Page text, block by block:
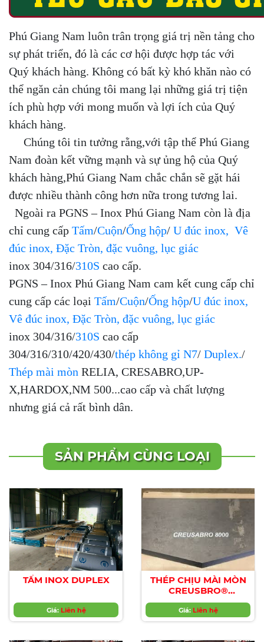
Phú Giang Nam luôn trân trọng giá trị nền tảng cho
sự phát triển, đó là các cơ hội được hợp tác với
Quý khách hàng. Không có bất kỳ khó khăn nào có
thể ngăn cản chúng tôi mang lại những giá trị tiện
ích phù hợp với mong muốn và lợi ích của Quý
khách hàng.
Chúng tôi tin tưởng rằng,với tập thể Phú Giang
Nam đoàn kết vững mạnh và sự ủng hộ của Quý
khách hàng,Phú Giang Nam chắc chắn sẽ gặt hái
được nhiều thành công hơn nữa trong tương lai.
Ngoài ra PGNS – Inox Phú Giang Nam còn là địa
chỉ cung cấp Tấm/Cuộn/Ống hộp/ U đúc inox, Vê
đúc inox, Đặc Tròn, đặc vuông, lục giác
inox 304/316/310S cao cấp.
PGNS – Inox Phú Giang Nam cam kết cung cấp chỉ
cung cấp các loại Tấm/Cuộn/Ống hộp/U đúc inox,
Vê đúc inox, Đặc Tròn, đặc vuông, lục giác
inox 304/316/310S cao cấp
304/316/310/420/430/thép không gỉ N7/ Duplex./
Thép mài mòn RELIA, CRESABRO,UP-
X,HARDOX,NM 500...cao cấp và chất lượng
nhưng giá cả rất bình dân.
SẢN PHẨM CÙNG LOẠI
TẤM INOX DUPLEX
Giá: Liên hệ
THÉP CHỊU MÀI MÒN
CREUSBRO®
4800/CREUSBRO®
8000
Giá: Liên hệ